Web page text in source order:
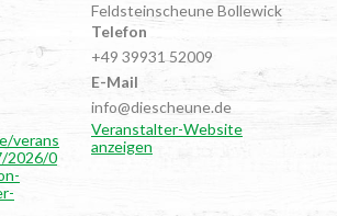
verans
2026/0
Feld­stein­scheu­ne Bollewick
Telefon
+49 39931 52009
E-Mail
info@diescheune.de
Veranstalter-Website
anzeigen